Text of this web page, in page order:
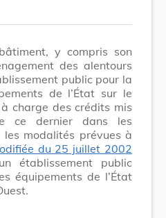
y compris son
des alentours
public pour la
de l’État sur le
charge des crédits mis
ce dernier dans les
modalités prévues à
du 25 juillet 2002
établissement public
équipements de l’État